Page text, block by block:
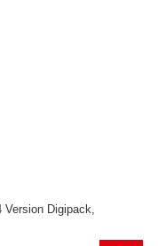
Version Digipack,